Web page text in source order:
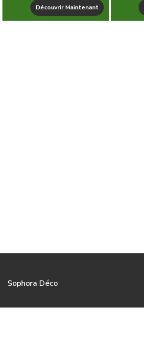
Découvrir Maintenant
Sophora Déco
Service client